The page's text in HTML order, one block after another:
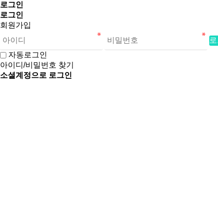
로그인
로그인
회원가입
자동로그인
아이디/비밀번호 찾기
소셜계정으로 로그인